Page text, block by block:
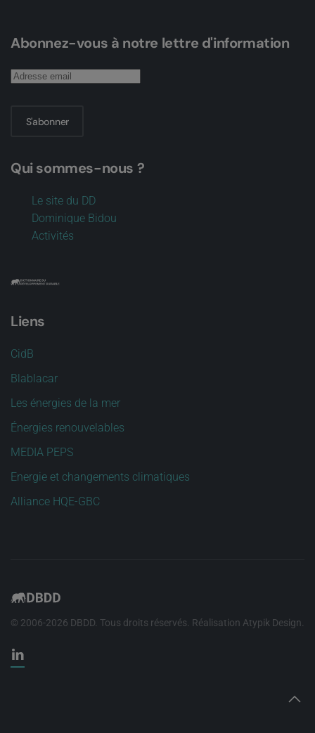
Abonnez-vous à notre lettre d'information
S'abonner
Qui sommes-nous ?
Le site du DD
Dominique Bidou
Activités
Liens
CidB
Blablacar
Les énergies de la mer
Énergies renouvelables
MEDIA PEPS
Energie et changements climatiques
Alliance HQE-GBC
© 2006-2026 DBDD. Tous droits réservés. Réalisation Atypik Design